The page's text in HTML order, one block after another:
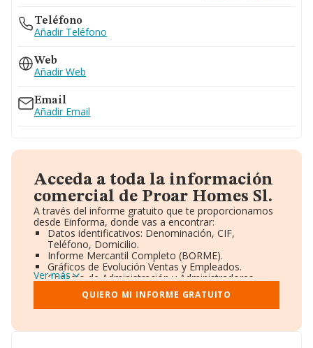
Teléfono
Añadir Teléfono
Web
Añadir Web
Email
Añadir Email
Acceda a toda la información
comercial de Proar Homes Sl.
A través del informe gratuito que te proporcionamos
desde Einforma, donde vas a encontrar:
Datos identificativos: Denominación, CIF,
Teléfono, Domicilio.
Informe Mercantil Completo (BORME).
Gráficos de Evolución Ventas y Empleados.
Consejo de Administración y Administradores.
Directivos y Ejecutivos.
Accionistas.
Participaciones y Vinculaciones en otras empresas.
Información oficial y registral complementaria.
Ver más
QUIERO MI INFORME GRATUITO